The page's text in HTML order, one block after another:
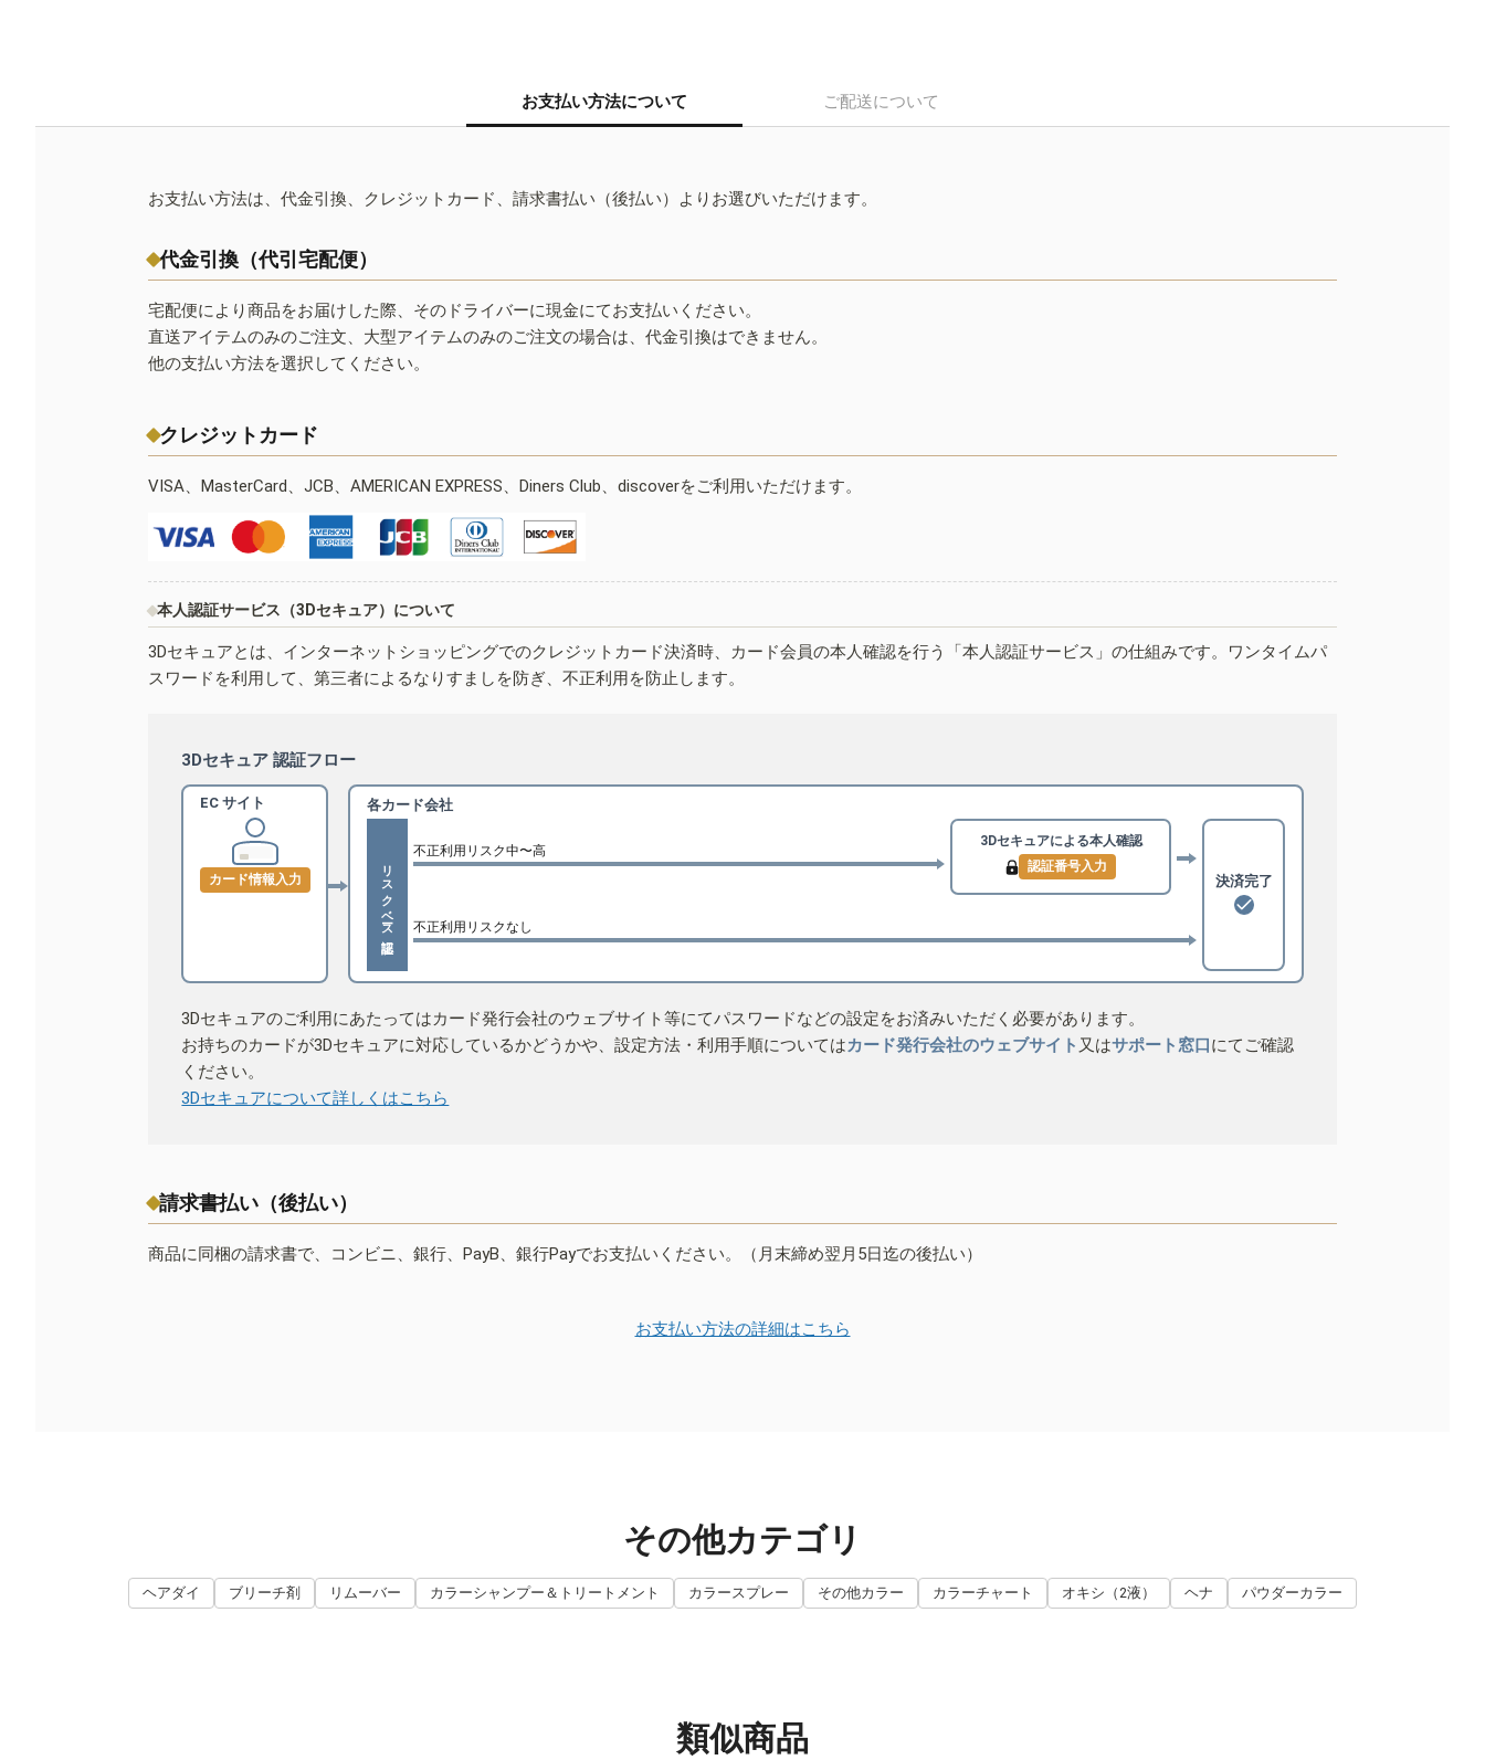
お支払い方法について ご配送について
お支払い方法は、代金引換、クレジットカード、請求書払い（後払い）よりお選びいただけます。
代金引換（代引宅配便）
宅配便により商品をお届けした際、そのドライバーに現金にてお支払いください。
直送アイテムのみのご注文、大型アイテムのみのご注文の場合は、代金引換はできません。
他の支払い方法を選択してください。
クレジットカード
VISA、MasterCard、JCB、AMERICAN EXPRESS、Diners Club、discoverをご利用いただけます。
本人認証サービス（3Dセキュア）について
3Dセキュアとは、インターネットショッピングでのクレジットカード決済時、カード会員の本人確認を行う「本人認証サービス」の仕組みです。ワンタイムパ
スワードを利用して、第三者によるなりすましを防ぎ、不正利用を防止します。
3Dセキュア 認証フロー
EC サイト
カード情報入力
各カード会社
リスクベース認証
不正利用リスク中〜高
3Dセキュアによる本人確認
認証番号入力
不正利用リスクなし
決済完了
3Dセキュアのご利用にあたってはカード発行会社のウェブサイト等にてパスワードなどの設定をお済みいただく必要があります。
お持ちのカードが3Dセキュアに対応しているかどうかや、設定方法・利用手順についてはカード発行会社のウェブサイト 又はサポート窓口にてご確認
ください。
3Dセキュアについて詳しくはこちら
請求書払い（後払い）
商品に同梱の請求書で、コンビニ、銀行、PayB、銀行Payでお支払いください。（月末締め翌月5日迄の後払い）
お支払い方法の詳細はこちら
その他カテゴリ
ヘアダイ ブリーチ剤 リムーバー カラーシャンプー＆トリートメント カラースプレー その他カラー カラーチャート オキシ（2液） ヘナ パウダーカラー
類似商品